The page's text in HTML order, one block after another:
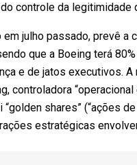
controle da legitimidade
em julho passado, prevê
que a Boeing terá
e de jatos executivos.
controladora
shares” (“ações
estratégicas